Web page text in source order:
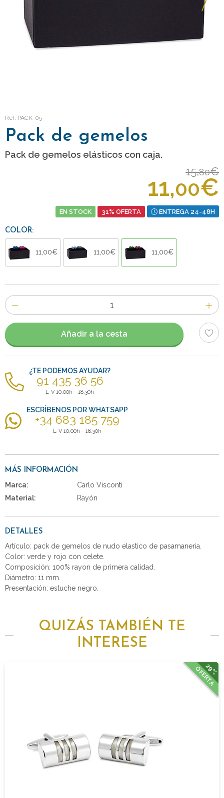
Ref: PACK-05
Pack de gemelos
Pack de gemelos elásticos con caja.
15,80€
11,00€
EN STOCK 31% OFERTA ENTREGA 24-48H
COLOR:
11,00€ 11,00€ 11,00€
Número
de
artículos
Añadir a la cesta
¿TE PODEMOS AYUDAR?
91 435 36 56
L-V 10:00h - 18:30h
ESCRÍBENOS POR WHATSAPP
+34 683 185 759
L-V 10:00h - 18:30h
MÁS INFORMACIÓN
Marca:
Carlo Visconti
Material:
Rayón
DETALLES
Artículo: pack de gemelos de nudo elastico de pasamaneria.
Color: verde y rojo con celete.
Composición: 100% rayon de primera calidad.
Diámetro: 11 mm.
Presentación: estuche negro.
QUIZÁS TAMBIÉN TE
INTERESE
29%
OFERTA